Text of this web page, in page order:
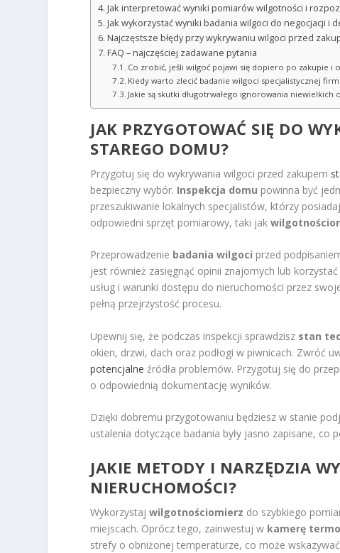
Jak interpretować wyniki pomiarów wilgotności i
Jak wykorzystać wyniki badania wilgoci do negocjacji i
Najczęstsze błędy przy wykrywaniu wilgoci przed
FAQ – najczęściej zadawane pytania
Co zrobić, jeśli wilgoć pojawi się dopiero po zakupie i
Kiedy warto zlecić badanie wilgoci specjalistycznej
Jakie są skutki długotrwałego ignorowania niewielkich
JAK PRZYGOTOWAĆ SIĘ DO
STAREGO DOMU?
Przygotuj się do wykrywania wilgoci przed zakupem
bezpieczny wybór. Inspekcja domu powinna być
przeszukiwanie lokalnych specjalistów, którzy
odpowiedni sprzęt pomiarowy, taki jak
Przeprowadzenie badania wilgoci przed
jest również zasięgnąć opinii znajomych lub
usług i warunki dostępu do nieruchomości przez
pełną przejrzystość procesu.
Upewnij się, że podczas inspekcji sprawdzisz stan
okien, drzwi, dach oraz podłogi w piwnicach. Zwróć
potencjalne źródła problemów. Przygotuj się do
o odpowiednią dokumentację wyników.
Dzięki dobremu przygotowaniu będziesz w stanie
ustalenia dotyczące badania były jasno zapisane, co
JAKIE METODY I NARZĘDZIA
NIERUCHOMOŚCI?
Wykorzystajwilgotnościomierz do szybkiego
miejscach. Oprócz tego, zainwestuj w kamerę
strefy o obniżonej temperaturze, co może